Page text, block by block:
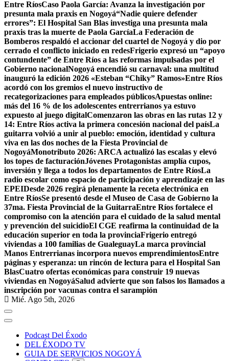
Entre RíosCaso Paola García: Avanza la investigación por
presunta mala praxis en Nogoyá“Nadie quiere defender
errores”: El Hospital San Blas investiga una presunta mala
praxis tras la muerte de Paola GarcíaLa Federación de
Bomberos respaldó el accionar del cuartel de Nogoyá y dio por
cerrado el conflicto iniciado en redesFrigerio expresó un “apoyo
contundente” de Entre Ríos a las reformas impulsadas por el
Gobierno nacionalNogoyá encendió su carnaval: una multitud
inauguró la edición 2026 «Esteban “Chiky” Ramos»Entre Ríos
acordó con los gremios el nuevo instructivo de
recategorizaciones para empleados públicosApuestas online:
más del 16 % de los adolescentes entrerrianos ya estuvo
expuesto al juego digitalComenzaron las obras en las rutas 12 y
14: Entre Ríos activa la primera concesión nacional del paísLa
guitarra volvió a unir al pueblo: emoción, identidad y cultura
viva en las dos noches de la Fiesta Provincial de
NogoyáMonotributo 2026: ARCA actualizó las escalas y elevó
los topes de facturaciónJóvenes Protagonistas amplía cupos,
inversión y llega a todos los departamentos de Entre RíosLa
radio escolar como espacio de participación y aprendizaje en las
EPEIDesde 2026 regirá plenamente la receta electrónica en
Entre RíosSe presentó desde el Museo de Casa de Gobierno la
37ma. Fiesta Provincial de la GuitarraEntre Ríos fortalece el
compromiso con la atención para el cuidado de la salud mental
y prevención del suicidioEl CGE reafirma la continuidad de la
educación superior en toda la provinciaFrigerio entregó
viviendas a 100 familias de GualeguayLa marca provincial
Manos Entrerrianas incorpora nuevos emprendimientosEntre
páginas y esperanza: un rincón de lectura para el Hospital San
BlasCuatro ofertas económicas para construir 19 nuevas
viviendas en NogoyáSalud advierte que son falsos los llamados a
inscripción por vacunas contra el sarampión
Mié. Ago 5th, 2026
Podcast Del Éxodo
DEL ÉXODO TV
GUIA DE SERVICIOS NOGOYÁ